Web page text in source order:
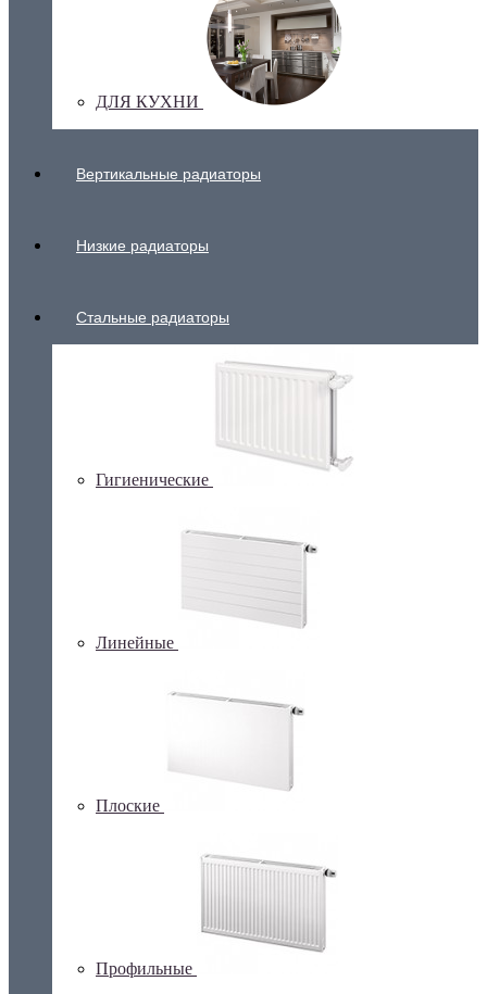
ДЛЯ КУХНИ
Вертикальные радиаторы
Низкие радиаторы
Стальные радиаторы
Гигиенические
Линейные
Плоские
Профильные